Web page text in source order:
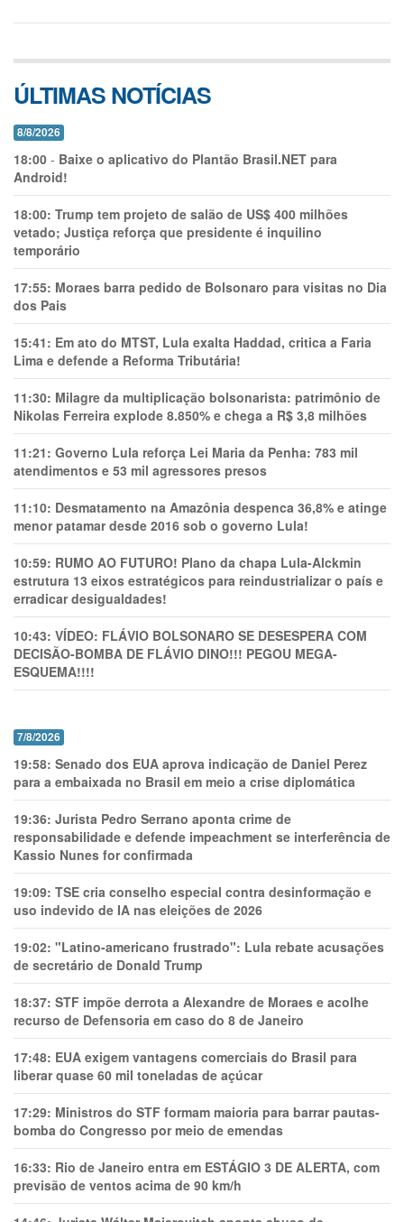
ÚLTIMAS NOTÍCIAS
8/8/2026
18:00 - Baixe o aplicativo do Plantão Brasil.NET para
Android!
18:00: Trump tem projeto de salão de US$ 400 milhões
vetado; Justiça reforça que presidente é inquilino
temporário
17:55: Moraes barra pedido de Bolsonaro para visitas no Dia
dos Pais
15:41: Em ato do MTST, Lula exalta Haddad, critica a Faria
Lima e defende a Reforma Tributária!
11:30: Milagre da multiplicação bolsonarista: patrimônio de
Nikolas Ferreira explode 8.850% e chega a R$ 3,8 milhões
11:21: Governo Lula reforça Lei Maria da Penha: 783 mil
atendimentos e 53 mil agressores presos
11:10: Desmatamento na Amazônia despenca 36,8% e atinge
menor patamar desde 2016 sob o governo Lula!
10:59: RUMO AO FUTURO! Plano da chapa Lula-Alckmin
estrutura 13 eixos estratégicos para reindustrializar o país e
erradicar desigualdades!
10:43: VÍDEO: FLÁVIO BOLSONARO SE DESESPERA COM
DECISÃO-BOMBA DE FLÁVIO DINO!!! PEGOU MEGA-
ESQUEMA!!!!
7/8/2026
19:58: Senado dos EUA aprova indicação de Daniel Perez
para a embaixada no Brasil em meio a crise diplomática
19:36: Jurista Pedro Serrano aponta crime de
responsabilidade e defende impeachment se interferência de
Kassio Nunes for confirmada
19:09: TSE cria conselho especial contra desinformação e
uso indevido de IA nas eleições de 2026
19:02: "Latino-americano frustrado": Lula rebate acusações
de secretário de Donald Trump
18:37: STF impõe derrota a Alexandre de Moraes e acolhe
recurso de Defensoria em caso do 8 de Janeiro
17:48: EUA exigem vantagens comerciais do Brasil para
liberar quase 60 mil toneladas de açúcar
17:29: Ministros do STF formam maioria para barrar pautas-
bomba do Congresso por meio de emendas
16:33: Rio de Janeiro entra em ESTÁGIO 3 DE ALERTA, com
previsão de ventos acima de 90 km/h